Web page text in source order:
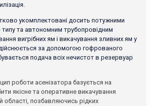
укомплектовані досить потужними
та автономним трубопровідним
вигрібних ям і викачування зливних ям у
за допомогою гофрованого
подача всіх нечистот в резервуар
роботи асенізатора базується на
якісне та оперативне викачування
області, позбавляючись рідких